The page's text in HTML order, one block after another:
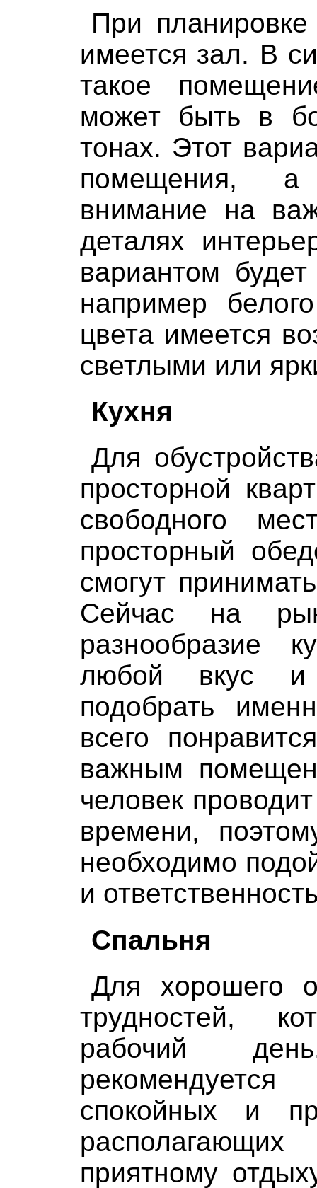
При
имеется зал. В
такое
может быть в
тонах. Этот
помещения, а
внимание на
деталях
вариантом
например
цвета имеется
светлыми или
Кухня
Для
просторной
свободного
просторный
смогут
Сейчас на
разнообразие
любой вкус
подобрать
всего
важным
человек
времени,
необходимо
и
Спальня
Для хорошего
трудностей,
рабочий
спокойных и
приятному